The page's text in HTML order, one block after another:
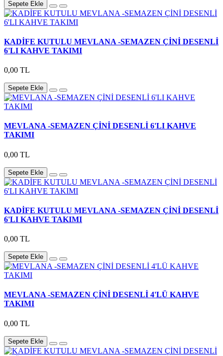
Sepete Ekle
KADİFE KUTULU MEVLANA -SEMAZEN ÇİNİ DESENLİ
6'LI KAHVE TAKIMI
0,00 TL
Sepete Ekle
MEVLANA -SEMAZEN ÇİNİ DESENLİ 6'LI KAHVE
TAKIMI
0,00 TL
Sepete Ekle
KADİFE KUTULU MEVLANA -SEMAZEN ÇİNİ DESENLİ
6'LI KAHVE TAKIMI
0,00 TL
Sepete Ekle
MEVLANA -SEMAZEN ÇİNİ DESENLİ 4'LÜ KAHVE
TAKIMI
0,00 TL
Sepete Ekle